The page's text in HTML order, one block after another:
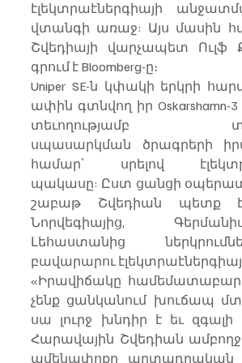
էլեկտրաէներգիայի
վտանգի առաջ: Այս մասին
Շվեդիայի վարչապետ Ուլֆ
գրում է Bloomberg-ը։
Uniper SE-ն կփակի երկրի
ափին գտնվող իր Oskarshamn-3
տեւողությամբ
սպասարկման ծրագրերի
համար՝ սրելով
պակասը: Ըստ ցանցի
շաբաթ Շվեդիան պետք
Նորվեգիայից,
Լեհաստանից
բավարարու
«Իրավիճակը համեմատաբար
չենք ցանկանում խուճապ
սա լուրջ խնդիր է եւ զգալի
Հարավային Շվեդիան
ամենափոքր արտադրական